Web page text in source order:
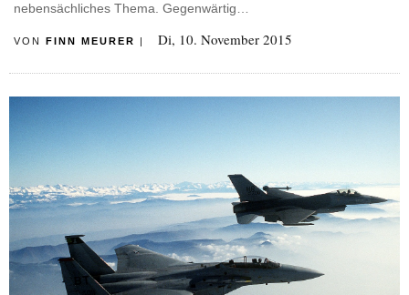
nebensächliches Thema. Gegenwärtig…
VON FINN MEURER Di, 10. November 2015